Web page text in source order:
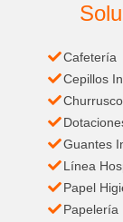
Cafetería
Cepillos
Guantes
Línea
Papel
Papelería